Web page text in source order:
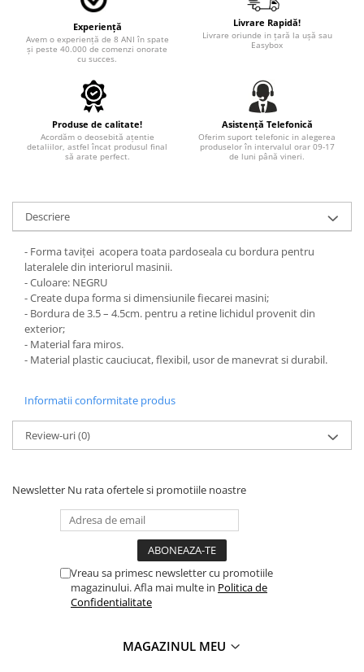
MAN
MERCEDES CAMIOANE
RENAULT CAMIOANE
VOLVO CAMIOANE
STICKERE MOTO/ATV
18+ STICKER
CAR AUDIO
DIVERSE
DRIFT
LOW STICKERS
PARASOLARE
PAUL WALKER STICKER
PRODUSE IN TRENDING
SETURI STICKERE
STICKERE CAPAC REZERVOR
STICKERE CU ANIMALE
STICKERE GEAM MIC
STICKERE PENTRU CAPOTA
STICKERE PENTRU LATERALE
Experiență
Avem o experiență de 8 ANI în spate
și peste 40.000 de comenzi onorate
cu succes.
Livrare Rapidă!
Livrare oriunde in țară la ușă sau
Easybox
Produse de calitate!
Acordăm o deosebită ațentie
detaliilor, astfel încat produsul final
să arate perfect.
Asistență Telefonică
Oferim suport telefonic in alegerea
produselor în intervalul orar 09-17
de luni până vineri.
Descriere
- Forma taviței acopera toata pardoseala cu bordura pentru
lateralele din interiorul masinii.
- Culoare: NEGRU
- Create dupa forma si dimensiunile fiecarei masini;
- Bordura de 3.5 – 4.5cm. pentru a retine lichidul provenit din
exterior;
- Material fara miros.
- Material plastic cauciucat, flexibil, usor de manevrat si durabil.
Informatii conformitate produs
Review-uri(0)
Newsletter Nu rata ofertele si promotiile noastre
Vreau sa primesc newsletter cu promotiile
magazinului. Afla mai multe in Politica de
Confidentialitate
MAGAZINUL MEU